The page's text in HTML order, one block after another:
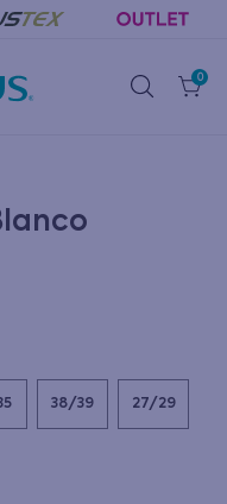
0
38/39 27/29